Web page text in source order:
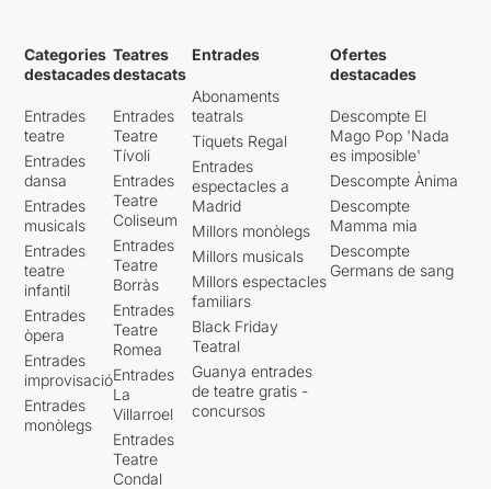
Categories
destacades
Entrades
teatre
Entrades
dansa
Entrades
musicals
Entrades
teatre
infantil
Entrades
òpera
Entrades
improvisació
Entrades
monòlegs
Teatres
destacats
Entrades
Teatre
Tívoli
Entrades
Teatre
Coliseum
Entrades
Teatre
Borràs
Entrades
Teatre
Romea
Entrades
La
Villarroel
Entrades
Teatre
Condal
Entrades
Abonaments
teatrals
Tiquets Regal
Entrades
espectacles a
Madrid
Millors monòlegs
Millors musicals
Millors espectacles
familiars
Black Friday
Teatral
Guanya entrades
de teatre gratis -
concursos
Ofertes
destacades
Descompte El
Mago Pop 'Nada
es imposible'
Descompte Ànima
Descompte
Mamma mia
Descompte
Germans de sang